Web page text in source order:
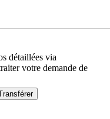
détaillées via
votre demande de